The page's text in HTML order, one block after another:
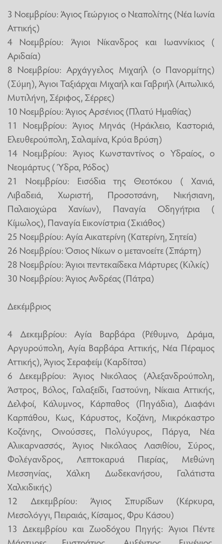
3 Νοεμβρίου: Άγιος Γεώργιος ο Νεαπολίτης (Νέα Ιωνία
Αττικής)
4 Νοεμβρίου: Άγιοι Νίκανδρος και Ιωαννίκιος (
Αριδαία)
8 Νοεμβρίου: Αρχάγγελος Μιχαήλ (ο Πανορμίτης)
(Σύμη), Άγιοι Ταξιάρχαι Μιχαήλ και Γαβριήλ (Αιτωλικό,
Μυτιλήνη, Σέριφος, Σέρρες)
10 Νοεμβρίου: Άγιος Αρσένιος (Πλατύ Ημαθίας)
11 Νοεμβρίου: Άγιος Μηνάς (Ηράκλειο, Καστοριά,
Ελευθερούπολη, Σαλαμίνα, Κρύα Βρύση)
14 Νοεμβρίου: Άγιος Κωνσταντίνος ο Υδραίος, ο
Νεομάρτυς ( Ύδρα, Ρόδος)
21 Νοεμβρίου: Εισόδια της Θεοτόκου ( Χανιά,
Λιβαδειά, Χωριστή, Προσοτσάνη, Νικήσιανη,
Παλαιοχώρα Χανίων), Παναγία Οδηγήτρια (
Κίμωλος), Παναγία Εικονίστρια (Σκιάθος)
25 Νοεμβρίου: Αγία Αικατερίνη (Κατερίνη, Σητεία)
26 Νοεμβρίου: Όσιος Νίκων ο μετανοείτε (Σπάρτη)
28 Νοεμβρίου: Άγιοι πεντεκαίδεκα Μάρτυρες (Κιλκίς)
30 Νοεμβρίου: Άγιος Ανδρέας (Πάτρα)
Δεκέμβριος
4 Δεκεμβρίου: Αγία Βαρβάρα (Ρέθυμνο, Δράμα,
Αργυρούπολη, Αγία Βαρβάρα Αττικής, Νέα Πέραμος
Αττικής), Άγιος Σεραφείμ (Καρδίτσα)
6 Δεκεμβρίου: Άγιος Νικόλαος (Αλεξανδρούπολη,
Άστρος, Βόλος, Γαλαξείδι, Γαστούνη, Νίκαια Αττικής,
Δελφοί, Κάλυμνος, Κάρπαθος (Πηγάδια), Διαφάνι
Καρπάθου, Κως, Κάρυστος, Κοζάνη, Μικρόκαστρο
Κοζάνης, Οινούσσες, Πολύγυρος, Πάργα, Νέα
Αλικαρνασσός, Άγιος Νικόλαος Λασιθίου, Σύρος,
Φολέγανδρος, Λεπτοκαρυά Πιερίας, Μεθώνη
Μεσσηνίας, Χάλκη Δωδεκανήσου, Γαλάτιστα
Χαλκιδικής)
12 Δεκεμβρίου: Άγιος Σπυρίδων (Κέρκυρα,
Μεσολόγγι, Πειραιάς, Κίσαμος, Φρυ Κάσου)
13 Δεκεμβρίου και Ζωοδόχου Πηγής: Άγιοι Πέντε